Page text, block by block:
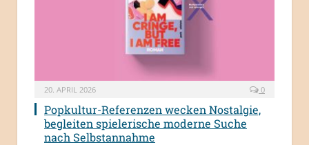
20. APRIL 2026 0
Popkultur-Referenzen wecken Nostalgie,
begleiten spielerische moderne Suche
nach Selbstannahme